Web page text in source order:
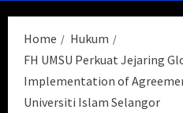
Home
Hukum
FH UMSU Perkuat Jejaring
Implementation of
Universiti Islam Selangor